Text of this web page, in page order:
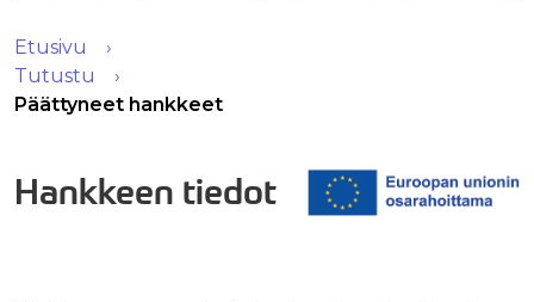
Etusivu
Tutustu
Päättyneet hankkeet
Hankkeen tiedot